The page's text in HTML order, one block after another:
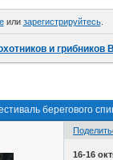
или зарегистрируйтесь.
и
берегового
16-16